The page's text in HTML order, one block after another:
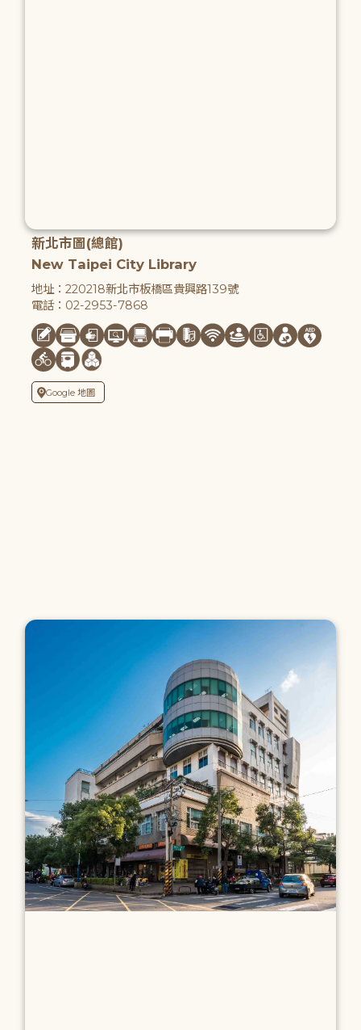
新北市圖(總館)
New Taipei City Library
地址：220218新北市板橋區貴興路139號
電話：02-2953-7868
Google 地圖